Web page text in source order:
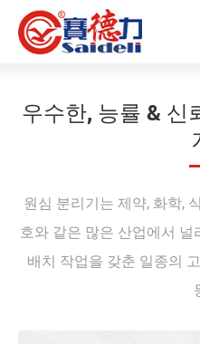
우수한, 능률 & 신
원심 분리기는 제약, 화학,
호와 같은 많은 산업에서
배치 작업을 갖춘 일종의